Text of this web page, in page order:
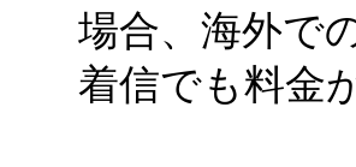
場合、海外で
着信でも料金